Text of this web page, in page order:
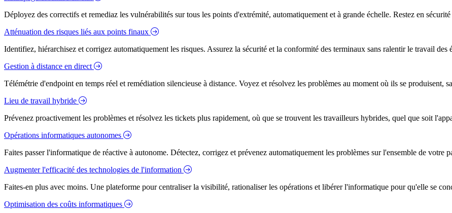
Déployez des correctifs et remediaz les vulnérabilités sur tous les points d'extrémité, automatiquement et à grande échelle. Restez en
Atténuation des risques liés aux points finaux
Identifiez, hiérarchisez et corrigez automatiquement les risques. Assurez la sécurité et la conformité des terminaux sans ralentir le travail des
Gestion à distance en direct
Télémétrie d'endpoint en temps réel et remédiation silencieuse à distance. Voyez et résolvez les problèmes au moment où ils se produisent,
Lieu de travail hybride
Prévenez proactivement les problèmes et résolvez les tickets plus rapidement, où que se trouvent les travailleurs hybrides, quel que soit
Opérations informatiques autonomes
Faites passer l'informatique de réactive à autonome. Détectez, corrigez et prévenez automatiquement les problèmes sur l'ensemble de votre
Augmenter l'efficacité des technologies de l'information
Faites-en plus avec moins. Une plateforme pour centraliser la visibilité, rationaliser les opérations et libérer l'informatique pour qu'elle se
Optimisation des coûts informatiques